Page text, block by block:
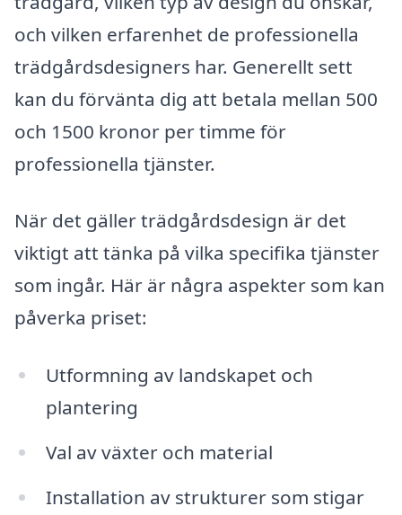
och vilken erfarenhet de professionella
trädgårdsdesigners har. Generellt sett
kan du förvänta dig att betala mellan 500
och 1500 kronor per timme för
professionella tjänster.
När det gäller trädgårdsdesign är det
viktigt att tänka på vilka specifika tjänster
som ingår. Här är några aspekter som kan
påverka priset:
Utformning av landskapet och
plantering
Val av växter och material
Installation av strukturer som stigar